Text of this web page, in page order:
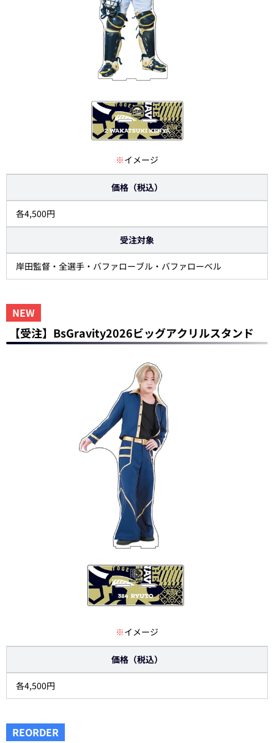
※イメージ
価格（税込）
各4,500円
受注対象
岸田監督・全選手・バファローブル・バファローベル
NEW
【受注】BsGravity2026ビッグアクリルスタンド
※イメージ
価格（税込）
各4,500円
REORDER